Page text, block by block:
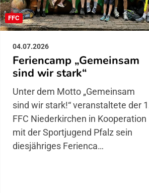
FFC
04.07.2026
Feriencamp „Gemeinsam
sind wir stark“
Unter dem Motto „Gemeinsam sind
wir stark!“ veranstaltete der 1. FFC
Niederkirchen in Kooperation mit
der Sportjugend Pfalz sein
diesjähriges Ferienca…